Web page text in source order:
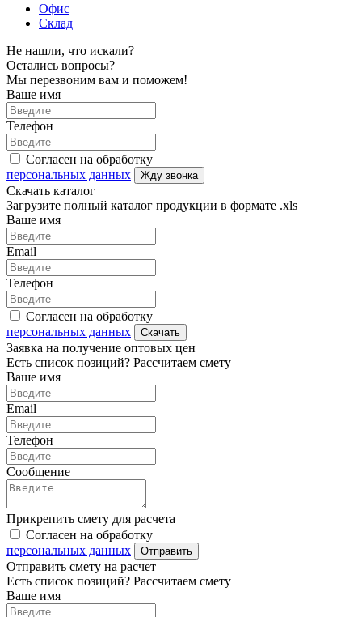
Офис
Склад
Не нашли, что искали?
Остались вопросы?
Мы перезвоним вам и поможем!
Ваше имя
Телефон
Согласен на обработку
персональных данных
Жду звонка
Скачать каталог
Загрузите полный каталог продукции в формате .xls
Ваше имя
Email
Телефон
Согласен на обработку
персональных данных
Скачать
Заявка на получение оптовых цен
Есть список позиций? Рассчитаем смету
Ваше имя
Email
Телефон
Сообщение
Прикрепить смету для расчета
Согласен на обработку
персональных данных
Отправить
Отправить смету на расчет
Есть список позиций? Рассчитаем смету
Ваше имя